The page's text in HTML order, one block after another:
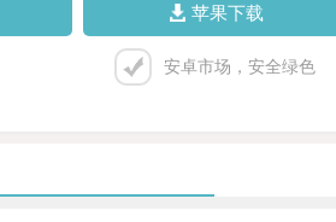
苹果下载
安卓市场，安全绿色